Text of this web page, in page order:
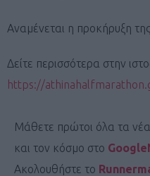
Αναμένεται η προκήρυξη
Δείτε περισσότερα στην
https://
Μάθετε πρώτοι όλα τα νέα
και τον κόσμο στο
Ακολουθήστε το